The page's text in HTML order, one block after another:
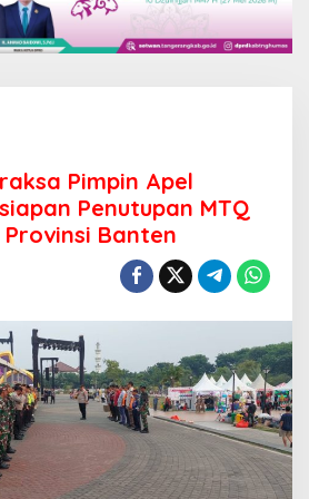
Pimpin Apel
Penutupan MTQ
Banten